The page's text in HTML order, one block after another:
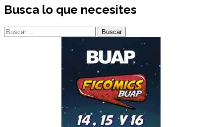
Busca lo que necesites
Buscar: